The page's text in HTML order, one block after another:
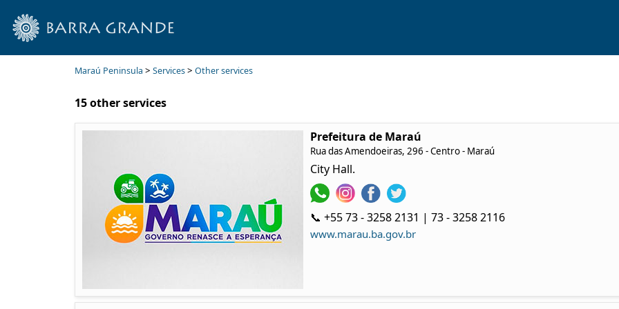
Maraú Peninsula > Services> Other services
15 other services
Prefeitura de Maraú
Rua das Amendoeiras, 296 - Centro - Maraú
City Hall.
📞 +55 73 - 3258 2131 | 73 - 3258 2116
www.marau.ba.gov.br